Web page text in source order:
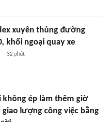
xuyên thủng đường
khối ngoại quay xe
32 phút
không ép làm thêm giờ
lượng công việc bằng